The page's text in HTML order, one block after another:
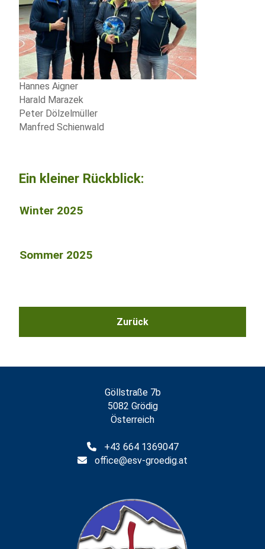
Hannes Aigner
Harald Marazek
Peter Dölzelmüller
Manfred Schienwald
Ein kleiner Rückblick:
Winter 2025
Sommer 2025
Göllstraße 7b
5082 Grödig
Österreich
+43 664 1369047
office@esv-groedig.at